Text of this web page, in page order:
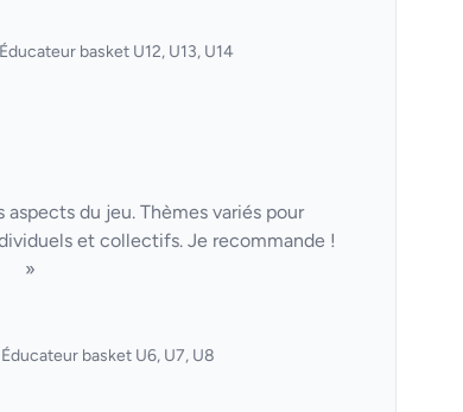
Éducateur basket U12, U13, U14
du jeu. Thèmes variés pour
et collectifs. Je recommande !
»
Éducateur basket U6, U7, U8